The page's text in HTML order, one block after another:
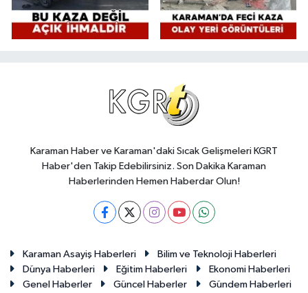
Karaman Haber ve Karaman'daki Sıcak Gelişmeleri KGRT
Haber'den Takip Edebilirsiniz. Son Dakika Karaman
Haberlerinden Hemen Haberdar Olun!
Karaman Asayiş Haberleri
Bilim ve Teknoloji Haberleri
Dünya Haberleri
Eğitim Haberleri
Ekonomi Haberleri
Genel Haberler
Güncel Haberler Gündem Haberleri